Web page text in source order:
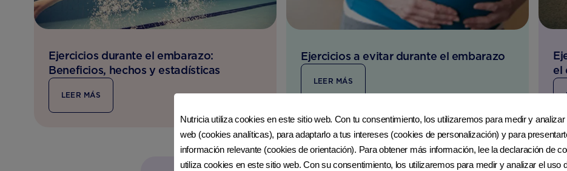
Ejercicios durante el embarazo:
Beneficios, hechos y estadísticas
LEER MÁS
Ejercicios a evitar durante el embarazo
LEER MÁS
el
Nutricia utiliza cookies en este sitio web. Con tu consentimiento, los utilizaremos para medir y
web (cookies analíticas), para adaptarlo a tus intereses (cookies de personalización) y para
información relevante (cookies de orientación). Para obtener más información, lee la declaración de
utiliza cookies en este sitio web. Con su consentimiento, los utilizaremos para medir y analizar el uso